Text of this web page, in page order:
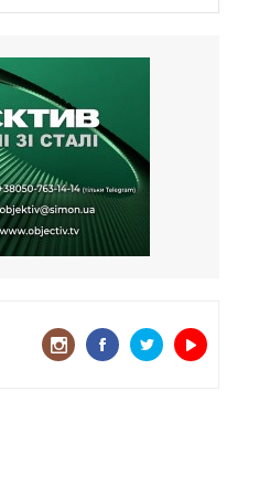
яке встояло попри
Нехай
штрафу жінку